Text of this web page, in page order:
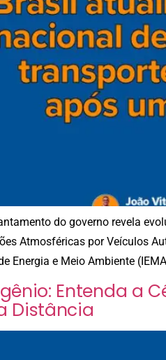
do governo revela
Atmosféricas por Veículos
Energia e Meio Ambiente
Entenda a
Distância